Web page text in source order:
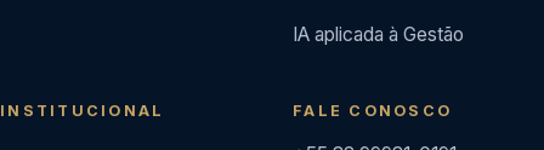
IA aplicada à Gestão
INSTITUCIONAL FALE CONOSCO